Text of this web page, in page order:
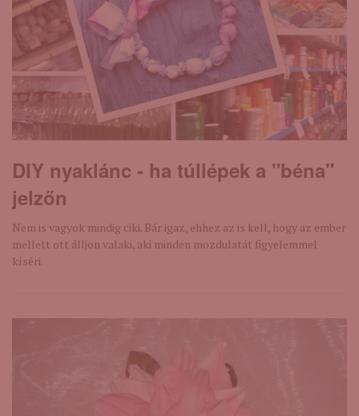
DIY nyaklánc - ha túllépek a "béna"
jelzőn
Nem is vagyok mindig ciki. Bár igaz, ehhez az is kell, hogy az ember
mellett ott álljon valaki, aki minden mozdulatát figyelemmel
kíséri.